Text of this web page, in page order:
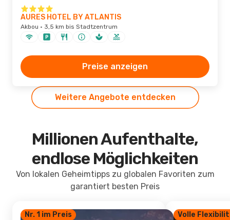
AURES HOTEL BY ATLANTIS
Akbou · 3,5 km bis Stadtzentrum
Preise anzeigen
Weitere Angebote entdecken
Millionen Aufenthalte,
endlose Möglichkeiten
Von lokalen Geheimtipps zu globalen Favoriten zum
garantiert besten Preis
Nr. 1 im Preis Volle